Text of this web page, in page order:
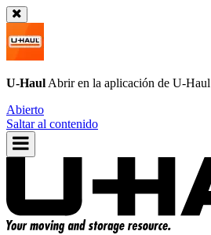
U-Haul Abrir en la aplicación de U-Haul
Abierto
Saltar al contenido